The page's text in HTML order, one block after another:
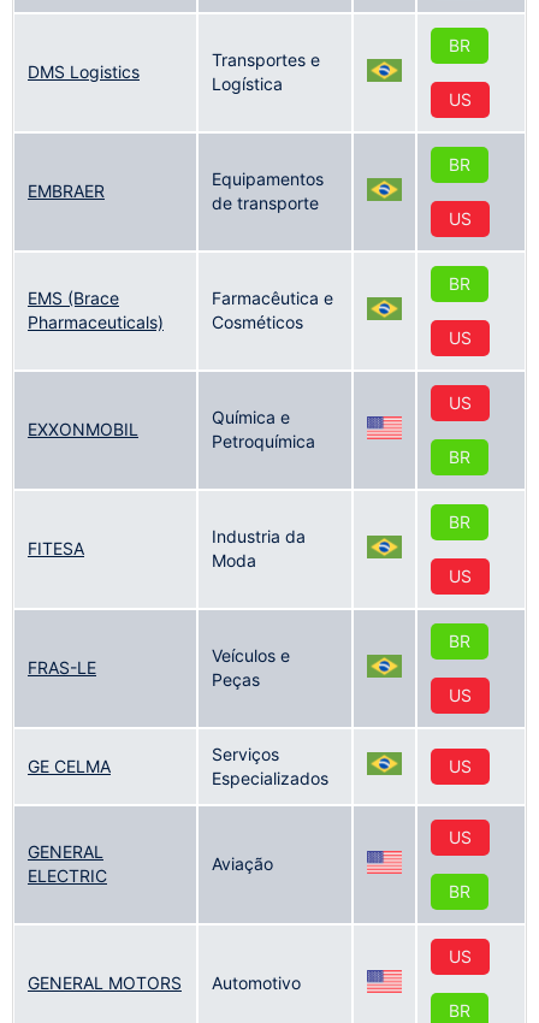
DMS Logistics
Transportes e
Logística
BR
US
EMBRAER
Equipamentos
de transporte
BR
US
EMS (Brace
Pharmaceuticals)
Farmacêutica e
Cosméticos
BR
US
EXXONMOBIL
Química e
Petroquímica
US
BR
FITESA
Industria da
Moda
BR
US
FRAS-LE
Veículos e
Peças
BR
US
GE CELMA
Serviços
Especializados
US
GENERAL
ELECTRIC
Aviação
US
BR
GENERAL MOTORS Automotivo
US
BR